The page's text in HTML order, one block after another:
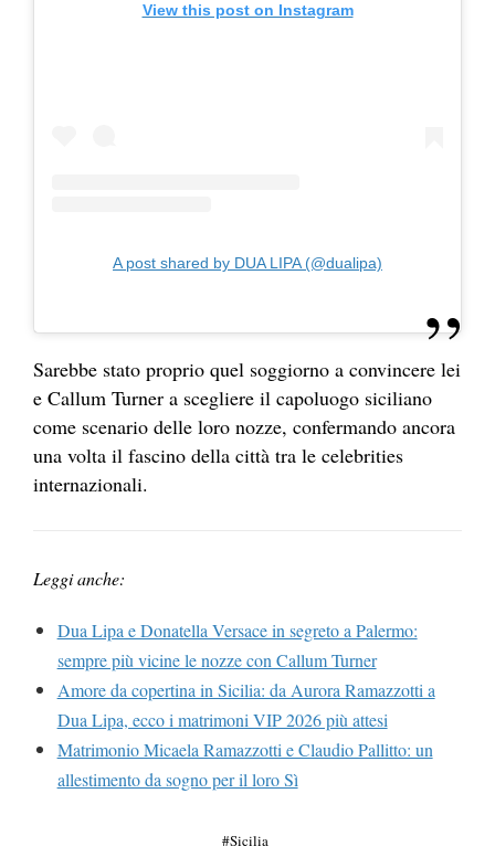
View this post on Instagram
A post shared by DUA LIPA (@dualipa)
Sarebbe stato proprio quel soggiorno a convincere lei
e Callum Turner a scegliere il capoluogo siciliano
come scenario delle loro nozze, confermando ancora
una volta il fascino della città tra le celebrities
internazionali.
Leggi anche:
Dua Lipa e Donatella Versace in segreto a Palermo:
sempre più vicine le nozze con Callum Turner
Amore da copertina in Sicilia: da Aurora Ramazzotti a
Dua Lipa, ecco i matrimoni VIP 2026 più attesi
Matrimonio Micaela Ramazzotti e Claudio Pallitto: un
allestimento da sogno per il loro Sì
Sicilia